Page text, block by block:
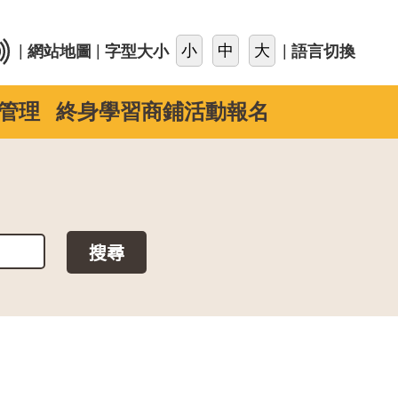
網站地圖 字型大小 語言切換
理 終身學習商鋪活動報名